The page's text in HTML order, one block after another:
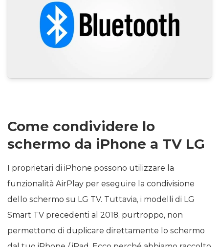
Come condividere lo
schermo da iPhone a TV LG
I proprietari di iPhone possono utilizzare la
funzionalità AirPlay per eseguire la condivisione
dello schermo su LG TV. Tuttavia, i modelli di LG
Smart TV precedenti al 2018, purtroppo, non
permettono di duplicare direttamente lo schermo